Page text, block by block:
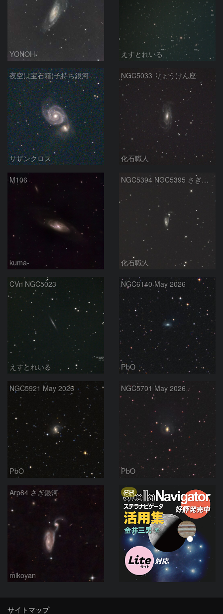
YONOH えすとれいる
夜空は宝石箱(子持ち銀河 M51) Seestar50
サザンクロス
NGC5033 りょうけん座
化石職人
M106
kuma-
NGC5394 NGC5395 さぎ銀河 りょうけん座
化石職人
CVn NGC5023
えすとれいる
NGC6140 May 2026
PbO
NGC5921 May 2026
PbO
NGC5701 May 2026
PbO
Arp84 さぎ銀河
mikoyan
PR
サイトマップ